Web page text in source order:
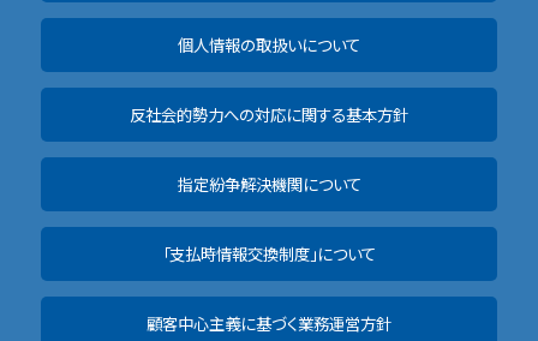
個人情報の取扱いについて
反社会的勢力への対応に関する基本方針
指定紛争解決機関について
「支払時情報交換制度」について
顧客中心主義に基づく業務運営方針